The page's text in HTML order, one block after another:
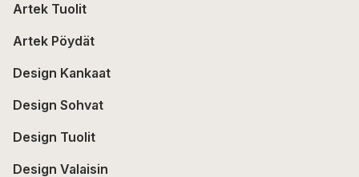
Artek Tuolit
Artek Pöydät
Design Kankaat
Design Sohvat
Design Tuolit
Design Valaisin